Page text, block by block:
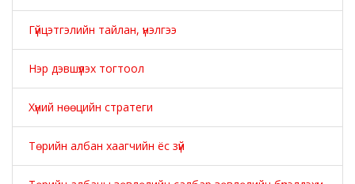
Гүйцэтгэлийн тайлан, үнэлгээ
Нэр дэвшүүлэх тогтоол
Хүний нөөцийн стратеги
Төрийн албан хаагчийн ёс зүй